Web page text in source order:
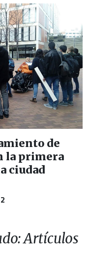
de
la primera
ciudad
Artículos